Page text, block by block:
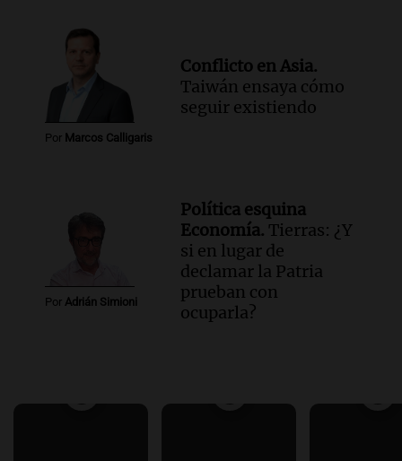
Por Marcos Calligaris
Conflicto en Asia.
Taiwán ensaya cómo
seguir existiendo
Por Adrián Simioni
Política esquina
Economía. Tierras: ¿Y
si en lugar de
declamar la Patria
prueban con
ocuparla?